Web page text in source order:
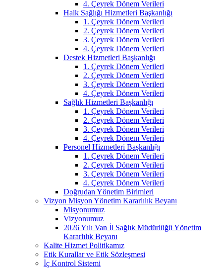
4. Çeyrek Dönem Verileri
Halk Sağlığı Hizmetleri Başkanlığı
1. Çeyrek Dönem Verileri
2. Çeyrek Dönem Verileri
3. Çeyrek Dönem Verileri
4. Çeyrek Dönem Verileri
Destek Hizmetleri Başkanlığı
1. Çeyrek Dönem Verileri
2. Çeyrek Dönem Verileri
3. Çeyrek Dönem Verileri
4. Çeyrek Dönem Verileri
Sağlık Hizmetleri Başkanlığı
1. Çeyrek Dönem Verileri
2. Çeyrek Dönem Verileri
3. Çeyrek Dönem Verileri
4. Çeyrek Dönem Verileri
Personel Hizmetleri Başkanlığı
1. Çeyrek Dönem Verileri
2. Çeyrek Dönem Verileri
3. Çeyrek Dönem Verileri
4. Çeyrek Dönem Verileri
Doğrudan Yönetim Birimleri
Vizyon Misyon Yönetim Kararlılık Beyanı
Misyonumuz
Vizyonumuz
2026 Yılı Van İl Sağlık Müdürlüğü Yönetim
Kararlılık Beyanı
Kalite Hizmet Politikamız
Etik Kurallar ve Etik Sözleşmesi
İç Kontrol Sistemi